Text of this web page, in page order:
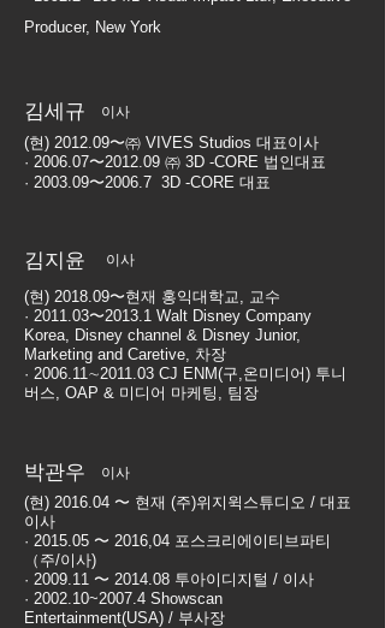
Producer, New York
김세규 이사
(현) 2012.09〜㈜ VIVES Studios 대표이사
· 2006.07〜2012.09 ㈜ 3D -CORE 법인대표
· 2003.09〜2006.7 3D -CORE 대표
김지윤 이사
(현) 2018.09〜현재 홍익대학교, 교수
· 2011.03〜2013.1 Walt Disney Company
Korea, Disney channel & Disney Junior,
Marketing and Caretive, 차장
· 2006.11∼2011.03 CJ ENM(구,온미디어) 투니
버스, OAP & 미디어 마케팅, 팀장
​박관우 이사
(현) 2016.04 〜 현재 (주)위지윅스튜디오 / 대표
이사
· 2015.05 〜 2016,04 포스크리에이티브파티
（주/이사)
· 2009.11 〜 2014.08 투아이디지털 / 이사
· 2002.10~2007.4 Showscan
Entertainment(USA) / 부사장